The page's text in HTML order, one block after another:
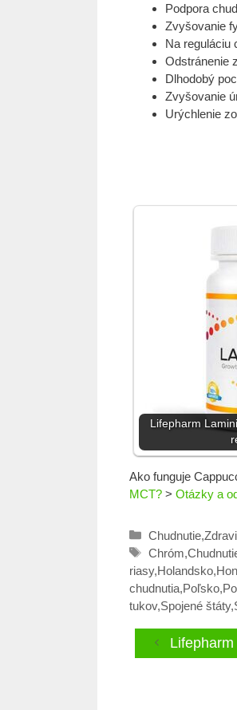
Podpora
Zvyšovanie
Na reguláciu
Odstránenie
Dlhodobý
Zvyšovanie
Urýchlenie
Lifepharm
Ako funguje
MCT? > Otázky a
Kategórie
Chudnutie,
Značky
Chróm,
riasy,Holandsko,
chudnutia,Poľsko,
tukov,Spojené štáty,